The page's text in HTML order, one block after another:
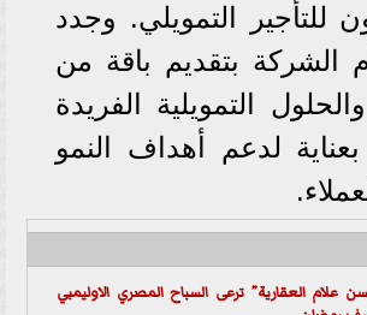
للتأجير التمويلي. وجدد
الشركة بتقديم باقة من
التمويلية الفريدة
لدعم أهداف النمو
علام العقارية” ترعى السباح المصري الاوليمبي